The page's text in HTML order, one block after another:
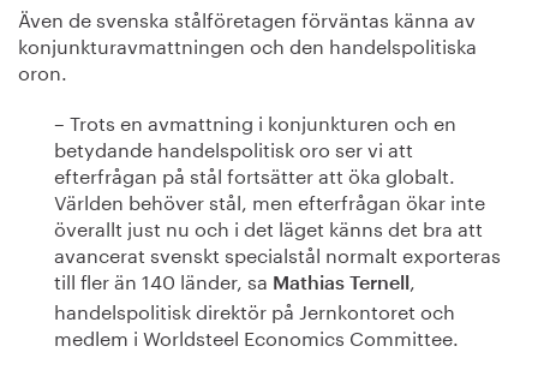
Även de svenska stålföretagen förväntas känna av
konjunkturavmattningen och den handelspolitiska
oron.
– Trots en avmattning i konjunkturen och en
betydande handelspolitisk oro ser vi att
efterfrågan på stål fortsätter att öka globalt.
Världen behöver stål, men efterfrågan ökar inte
överallt just nu och i det läget känns det bra att
avancerat svenskt specialstål normalt exporteras
till fler än 140 länder, sa Mathias Ternell
,
handelspolitisk direktör på Jernkontoret och
medlem i Worldsteel Economics Committee.